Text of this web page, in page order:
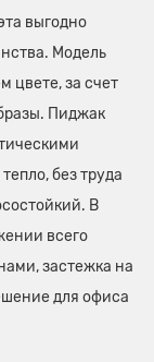
выгодно
Модель
цвете, за счет
Пиджак
без труда
В
всего
застежка на
для офиса